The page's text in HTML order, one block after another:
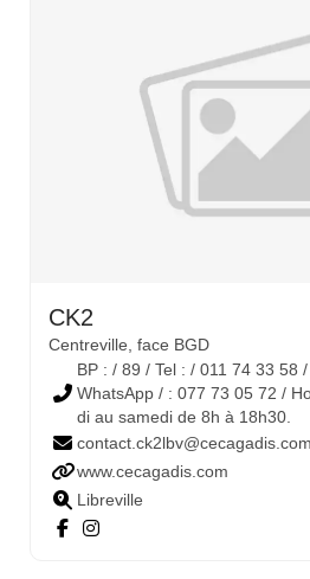
CK2
Centreville, face BGD
BP : / 89 / Tel : / 011 74 33 58
WhatsApp / : 077 73 05 72 /
di au samedi de 8h à 18h30.
contact.ck2lbv@cecagadis.com
www.cecagadis.com
Libreville